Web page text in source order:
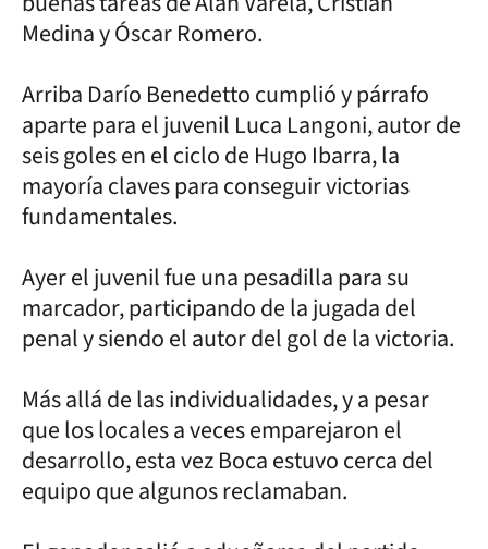
Medina y Óscar Romero.
Arriba Darío Benedetto cumplió y párrafo
aparte para el juvenil Luca Langoni, autor de
seis goles en el ciclo de Hugo Ibarra, la
mayoría claves para conseguir victorias
fundamentales.
Ayer el juvenil fue una pesadilla para su
marcador, participando de la jugada del
penal y siendo el autor del gol de la victoria.
Más allá de las individualidades, y a pesar
que los locales a veces emparejaron el
desarrollo, esta vez Boca estuvo cerca del
equipo que algunos reclamaban.